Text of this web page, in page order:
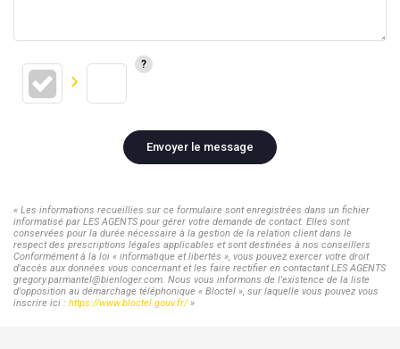
Envoyer le message
« Les informations recueillies sur ce formulaire sont enregistrées dans un fichier
informatisé par LES AGENTS pour gérer votre demande de contact. Elles sont
conservées pour la durée nécessaire à la gestion de la relation client dans le
respect des prescriptions légales applicables et sont destinées à nos conseillers
Conformément à la loi « informatique et libertés », vous pouvez exercer votre droit
d'accès aux données vous concernant et les faire rectifier en contactant LES AGENTS
gregory.parmantel@bienloger.com. Nous vous informons de l'existence de la liste
d'opposition au démarchage téléphonique « Bloctel », sur laquelle vous pouvez vous
inscrire ici : https://www.bloctel.gouv.fr/»